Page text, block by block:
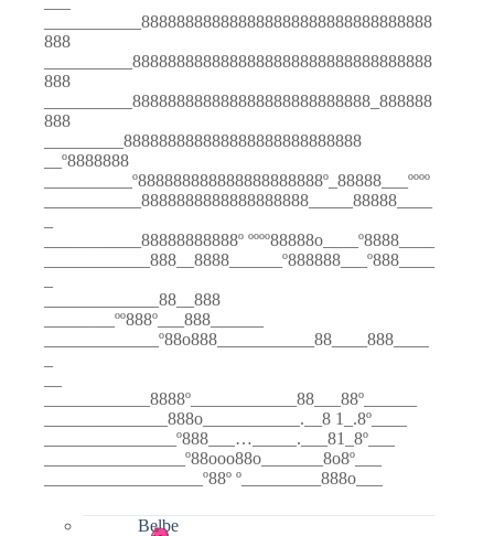
___________888888888888888888888888888888888
888
__________8888888888888888888888888888888888
888
__________888888888888888888888888888_888888
888
_________888888888888888888888888888
__º8888888
__________º888888888888888888888º_88888___ºººº
___________8888888888888888888_____88888____
___________88888888888º ºººº88888o____º8888____
____________888__8888______º888888___º888____
_____________88__888
________ºº888º___888______
_____________º88o888___________88____888____
____________8888º____________88___88º______
______________888o___________.__8 1_.8º____
_______________º888___…_____.___81_8º___
________________º88ooo88o_______8o8º___
__________________º88º º_________888o___
Belbe